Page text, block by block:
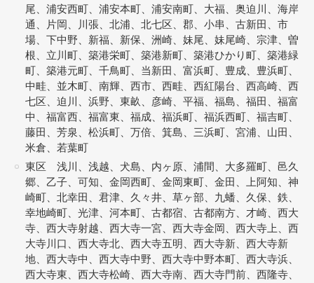
尾、浦安西町、浦安本町、浦安南町、大福、奥迫川、海岸
通、片岡、川張、北浦、北七区、郡、小串、古新田、市
場、下中野、新福、新保、洲崎、妹尾、妹尾崎、宗津、曽
根、立川町、築港栄町、築港新町、築港ひかり町、築港緑
町、築港元町、千鳥町、当新田、富浜町、豊成、豊浜町、
中畦、並木町、南輝、西市、西畦、西紅陽台、西高崎、西
七区、迫川、浜野、東畝、彦崎、平福、福島、福田、福富
中、福富西、福富東、福成、福浜町、福浜西町、福吉町、
藤田、芳泉、松浜町、万倍、箕島、三浜町、宮浦、山田、
米倉、若葉町
東区 浅川、浅越、犬島、内ヶ原、浦間、大多羅町、邑久
郷、乙子、可知、金岡西町、金岡東町、金田、上阿知、神
崎町、北幸田、君津、久々井、草ヶ部、九蟠、久保、鉄、
幸地崎町、光津、河本町、古都宿、古都南方、才崎、西大
寺、西大寺射越、西大寺一宮、西大寺金岡、西大寺上、西
大寺川口、西大寺北、西大寺五明、西大寺新、西大寺新
地、西大寺中、西大寺中野、西大寺中野本町、西大寺浜、
西大寺東、西大寺松崎、西大寺南、西大寺門前、西隆寺、